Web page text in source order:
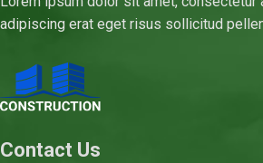
adipiscing erat eget risus sollicitud
Contact Us